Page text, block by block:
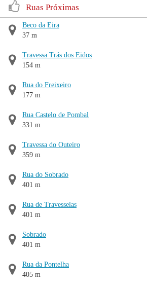
Ruas Próximas
Beco da Eira
37 m
Travessa Trás dos Eidos
154 m
Rua do Freixeiro
177 m
Rua Castelo de Pombal
331 m
Travessa do Outeiro
359 m
Rua do Sobrado
401 m
Rua de Travesselas
401 m
Sobrado
401 m
Rua da Pontelha
405 m